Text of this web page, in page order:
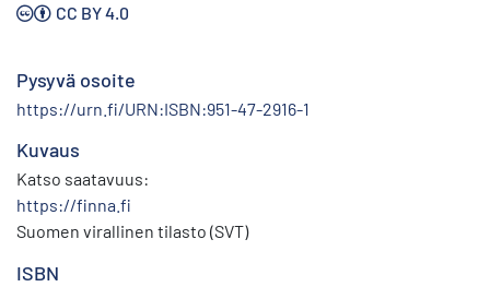
CC BY 4.0
Pysyvä osoite
https://urn.fi/URN:ISBN:951-47-2916-1
Kuvaus
Katso saatavuus:
https://finna.fi
Suomen virallinen tilasto (SVT)
ISBN